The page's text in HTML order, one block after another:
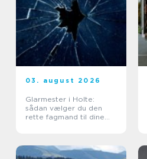
03. august 2026
Glarmester i Holte:
sådan vælger du den
rette fagmand til dine